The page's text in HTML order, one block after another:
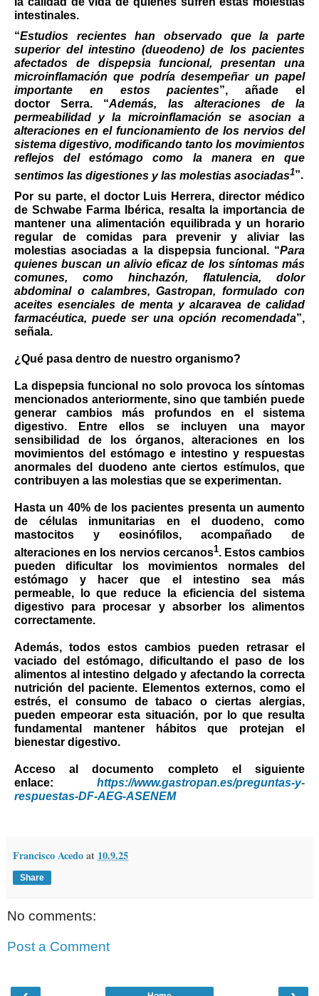
intestinales.
“Estudios recientes han observado que la parte
superior del intestino (dueodeno) de los pacientes
afectados de dispepsia funcional, presentan una
microinflamación que podría desempeñar un papel
importante en estos pacientes”, añade el
doctorSerra. “Además, las alteraciones de la
permeabilidad y la microinflamación se asocian a
alteraciones en el funcionamiento de los nervios del
sistema digestivo, modificando tanto los movimientos
reflejos del estómago como la manera en que
sentimos las digestiones y las molestias asociadas1”.
Por su parte, el doctor Luis Herrera, director médico
de Schwabe Farma Ibérica, resalta la importancia de
mantener una alimentación equilibrada y un horario
regular de comidas para prevenir y aliviar las
molestias asociadas a la dispepsia funcional. “Para
quienes buscan un alivio eficaz de los síntomas más
comunes, como hinchazón, flatulencia, dolor
abdominal o calambres, Gastropan, formulado con
aceites esenciales de menta y alcaravea de calidad
farmacéutica, puede ser una opción recomendada”,
señala.
¿Qué pasa dentro de nuestro organismo?
La dispepsia funcional no solo provoca los síntomas
mencionados anteriormente, sino que también puede
generar cambios más profundos en el sistema
digestivo. Entre ellos se incluyen una mayor
sensibilidad de los órganos, alteraciones en los
movimientos del estómago e intestino y respuestas
anormales del duodeno ante ciertos estímulos, que
contribuyen a las molestias que se experimentan.
Hasta un 40% de los pacientes presenta un aumento
de células inmunitarias en el duodeno, como
mastocitos y eosinófilos, acompañado de
alteraciones en los nervios cercanos1. Estos cambios
pueden dificultar los movimientos normales del
estómago y hacer que el intestino sea más
permeable, lo que reduce la eficiencia del sistema
digestivo para procesar y absorber los alimentos
correctamente.
Además, todos estos cambios pueden retrasar el
vaciado del estómago, dificultando el paso de los
alimentos al intestino delgado y afectando la correcta
nutrición del paciente. Elementos externos, como el
estrés, el consumo de tabaco o ciertas alergias,
pueden empeorar esta situación, por lo que resulta
fundamental mantener hábitos que protejan el
bienestar digestivo.
Acceso al documento completo el siguiente
enlace: https://www.gastropan.es/preguntas-y-
respuestas-DF-AEG-ASENEM
Francisco Acedoat 10.9.25
Share
No comments:
Post a Comment